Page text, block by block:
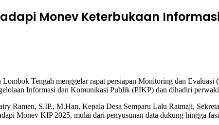
Monev Keterbukaan
Tengah menggelar rapat persiapan Monitoring dan
Informasi dan Komunikasi Publik (PIKP) dan dihadiri
Ramen, S.IP., M.Han, Kepala Desa Semparu Lalu Ratmaji,
Monev KIP 2025, mulai dari penyusunan data dukung hingga